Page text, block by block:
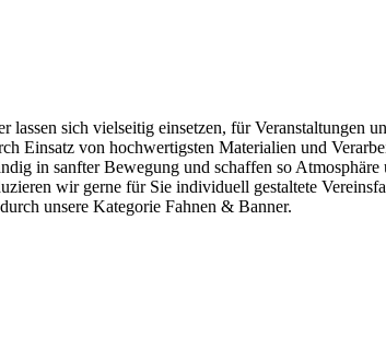
lassen sich vielseitig einsetzen, für Veranstaltungen
Einsatz von hochwertigsten Materialien und
in sanfter Bewegung und schaffen so
wir gerne für Sie individuell gestaltete
unsere Kategorie Fahnen & Banner.